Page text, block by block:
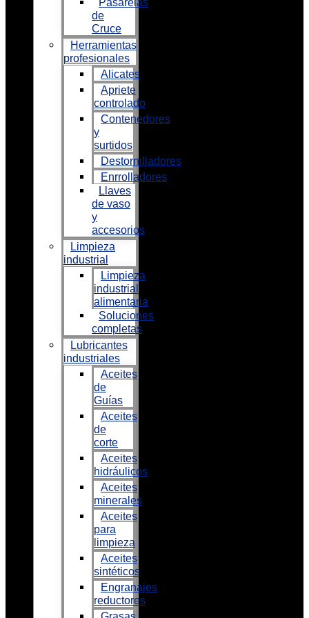
Pasarelas
de
Cruce
Herramientas
profesionales
Alicates
Apriete
controlado
Contenedores
y
surtidos
Destornilladores
Enrrolladores
Llaves
de vaso
y
accesorios
Limpieza
industrial
Limpieza
industrial
alimentaria
Soluciones
completas
Lubricantes
industriales
Aceites
de
Guías
Aceites
de
corte
Aceites
hidráulicos
Aceites
minerales
Aceites
para
limpieza
Aceites
sintéticos
Engranajes
reductores